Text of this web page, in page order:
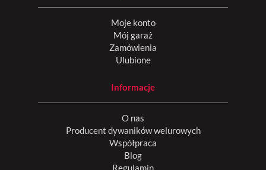
Moje konto
Mój garaż
Zamówienia
Ulubione
Informacje
O nas
Producent dywaników welurowych
Współpraca
Blog
Regulamin